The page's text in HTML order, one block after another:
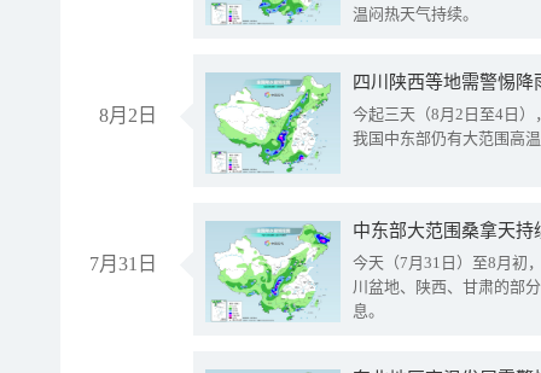
温闷热天气持续。
8月2日
今起三天（8月2日至4日
我国中东部仍有大范围高
7月31日
中东部大范围桑拿天
今天（7月31日）至8月初
川盆地、陕西、甘肃的部
息。